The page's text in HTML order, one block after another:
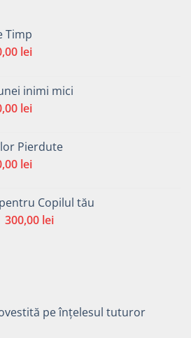
Timp
lei.
leiPrețul
30,00 lei.
inimi mici
lei.
leiPrețul
30,00 lei.
Pierdute
lei.
leiPrețul
30,00 lei.
Copilul tău
Prețul
300,00 leiPrețul
pe înțelesul tuturor